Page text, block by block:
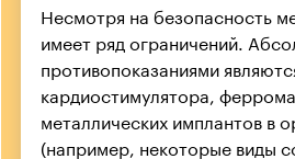
Несмотря на безопасность
имеет ряд ограничений.
противопоказаниями
кардиостимулятора,
металлических имплантов в
(например, некоторые виды